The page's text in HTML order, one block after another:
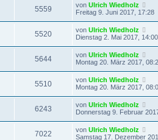
5559 von Ulrich Wiedholz
Freitag 9. Juni 2017, 17:28
5520 von Ulrich Wiedholz
Dienstag 2. Mai 2017, 14:00
5644 von Ulrich Wiedholz
Montag 20. März 2017,
5510 von Ulrich Wiedholz
Montag 20. März 2017,
6243 von Ulrich Wiedholz
Donnerstag 9. Februar
7022 von Ulrich Wiedholz
Samstag 17. Dezember